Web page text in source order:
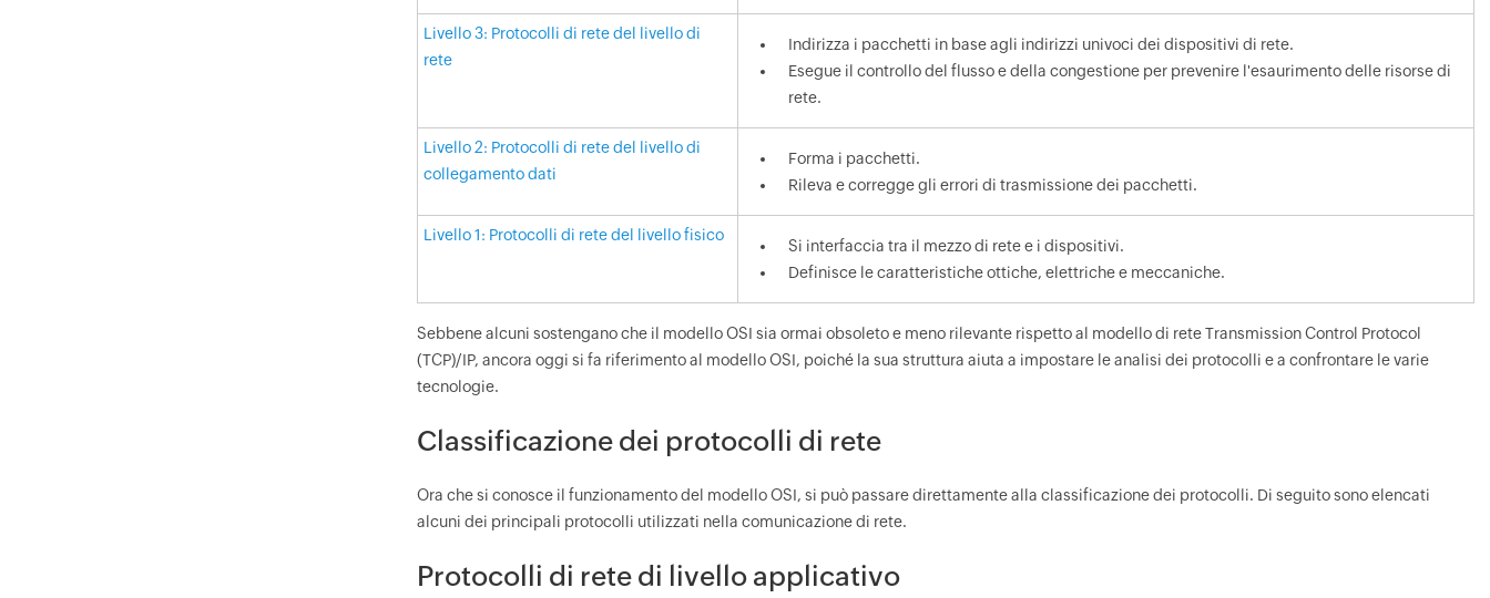
Livello 3: Protocolli di rete del livello di
rete
Indirizza i pacchetti in base agli indirizzi univoci dei dispositivi di rete.
Esegue il controllo del flusso e della congestione per prevenire l'esaurimento delle risorse di
rete.
Livello 2: Protocolli di rete del livello di
collegamento dati
Forma i pacchetti.
Rileva e corregge gli errori di trasmissione dei pacchetti.
Livello 1: Protocolli di rete del livello fisico
Si interfaccia tra il mezzo di rete e i dispositivi.
Definisce le caratteristiche ottiche, elettriche e meccaniche.
Sebbene alcuni sostengano che il modello OSI sia ormai obsoleto e meno rilevante rispetto al modello di rete Transmission Control Protocol
(TCP)/IP, ancora oggi si fa riferimento al modello OSI, poiché la sua struttura aiuta a impostare le analisi dei protocolli e a confrontare le varie
tecnologie.
Classificazione dei protocolli di rete
Ora che si conosce il funzionamento del modello OSI, si può passare direttamente alla classificazione dei protocolli. Di seguito sono elencati
alcuni dei principali protocolli utilizzati nella comunicazione di rete.
Protocolli di rete di livello applicativo